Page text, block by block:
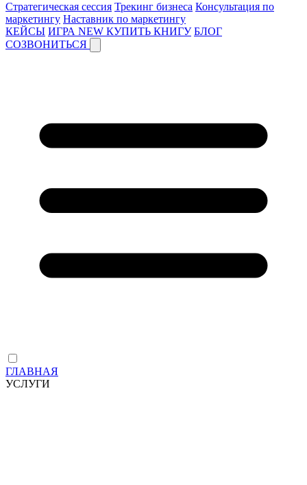
Стратегическая сессия Трекинг бизнеса Консультация по
маркетингу Наставник по маркетингу
КЕЙСЫ ИГРА NEW КУПИТЬ КНИГУ БЛОГ
СОЗВОНИТЬСЯ
ГЛАВНАЯ
УСЛУГИ